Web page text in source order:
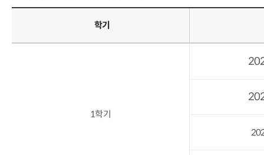
학기
1학기